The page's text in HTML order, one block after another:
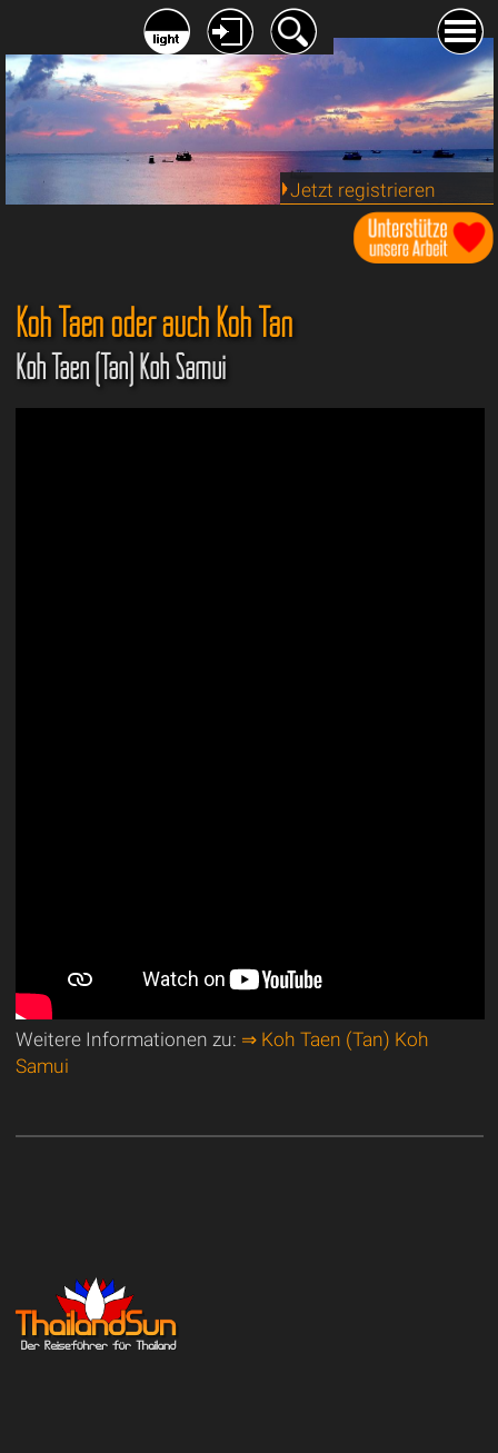
Jetzt registrieren
Koh Taen oder auch Koh Tan
Koh Taen (Tan) Koh Samui
Weitere Informationen zu: ⇒ Koh Taen (Tan) Koh
Samui